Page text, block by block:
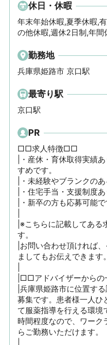
休日・休暇
年末年始休暇,夏季休暇,
の他休暇,週休2日制,年間
勤務地
兵庫県姫路市 京口駅
最寄り駅
京口駅
PR
□□求人特徴□□
|・産休・育休取得実績
すめです。
|・未経験やブランクの
|・住宅手当・支援制度あ
|・新卒の方も応募可能で
|※こちらに記載してあ
す。
|お問い合わせ頂ければ
ましてもお伝えできます。
|□□アドバイザーから
|兵庫県姫路市に位置す
募集です。患者様一人ひ
て服薬指導を行える環境
時間程度なので、ワーク
らご勤務いただけます。